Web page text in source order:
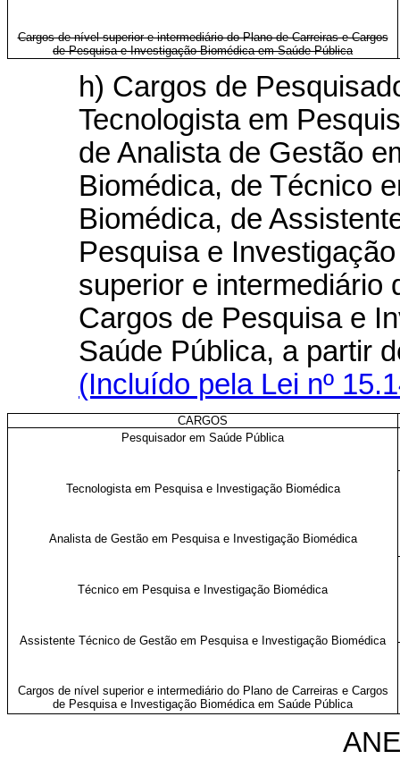
Cargos de nível superior e intermediário do Plano de Carreiras e Cargos
de Pesquisa e Investigação Biomédica em Saúde Pública
h) Cargos de
Tecnologista em
de Analista de Gestão
Biomédica, de Técnico
Biomédica, de
Pesquisa e
superior e intermediário
Cargos de Pesquisa e
Saúde Pública, a
(Incluído pela Lei nº
CARGOS
Pesquisador em Saúde Pública
Tecnologista em Pesquisa e Investigação Biomédica
Analista de Gestão em Pesquisa e Investigação Biomédica
Técnico em Pesquisa e Investigação Biomédica
Assistente Técnico de Gestão em Pesquisa e Investigação Biomédica
Cargos de nível superior e intermediário do Plano de Carreiras e Cargos
de Pesquisa e Investigação Biomédica em Saúde Pública